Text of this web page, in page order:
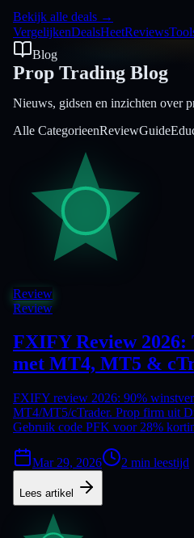
Bekijk alle deals →
VergelijkenDealsHeetReviews
Blog
Prop Trading Blog
Nieuws, gidsen en inzichten over
Alle CategorieenReviewGuide
Review
Review
FXIFY Review
met MT4, MT5 &
FXIFY review 2026: 90%
MT4/MT5/cTrader. Prop firm uit
Gebruik code PFK voor 28%
Mar 29, 2026 2 min leestijd
Lees artikel